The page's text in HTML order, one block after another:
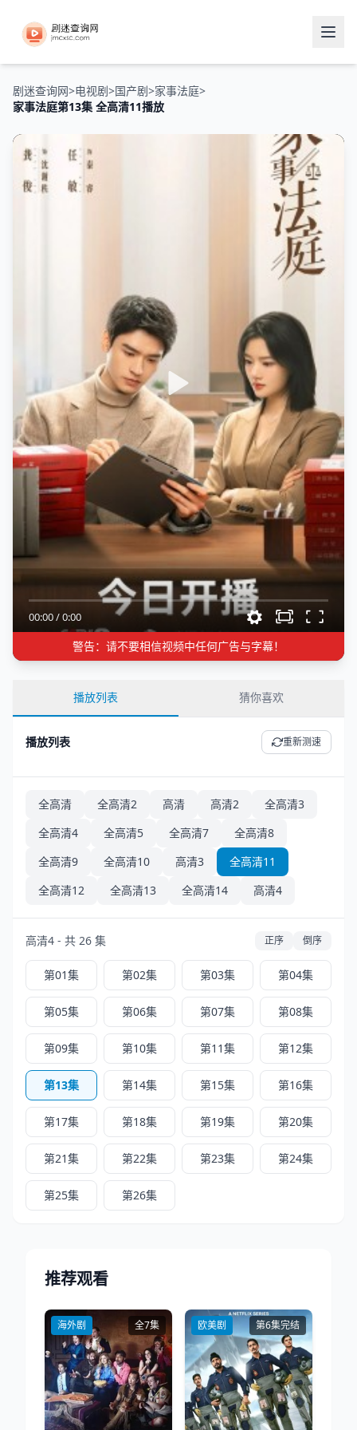
剧迷查询网>电视剧>国产剧>家事法庭>
家事法庭第13集 全高清11播放
00:00/0:00
警告：请不要相信视频中任何广告与字幕！
播放列表 猜你喜欢
播放列表 重新测速
全高清 全高清2 高清 高清2
全高清3
全高清4
全高清5 全高清7
全高清8
全高清9
全高清10 高清3
全高清11
全高清12
全高清13 全高清14 高清4
高清4 - 共 26 集 正序 倒序
第01集 第02集 第03集 第04集
第05集 第06集 第07集 第08集
第09集 第10集 第11集 第12集
第13集 第14集 第15集 第16集
第17集 第18集 第19集 第20集
第21集 第22集 第23集 第24集
第25集 第26集
推荐观看
海外剧 全7集 欧美剧 第6集完结